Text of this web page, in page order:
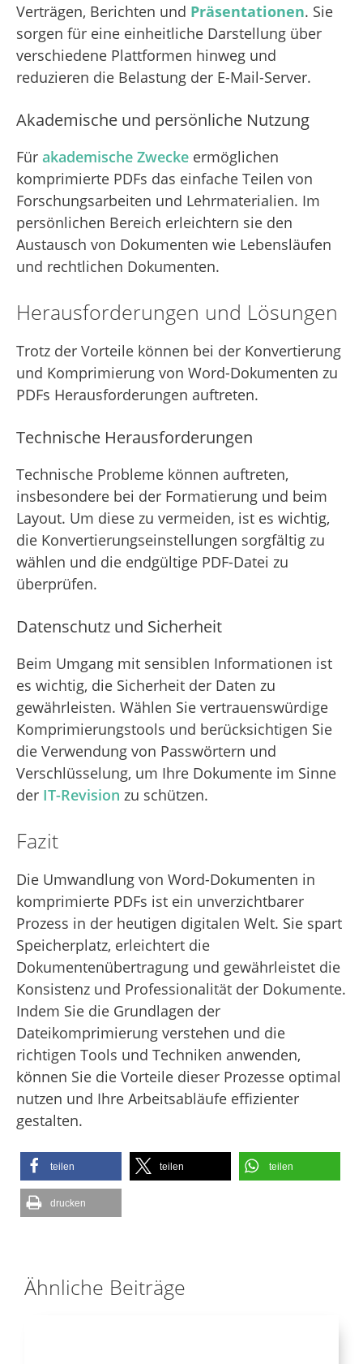
Verträgen, Berichten und Präsentationen. Sie
sorgen für eine einheitliche Darstellung über
verschiedene Plattformen hinweg und
reduzieren die Belastung der E-Mail-Server.
Akademische und persönliche Nutzung
Für akademische Zwecke ermöglichen
komprimierte PDFs das einfache Teilen von
Forschungsarbeiten und Lehrmaterialien. Im
persönlichen Bereich erleichtern sie den
Austausch von Dokumenten wie Lebensläufen
und rechtlichen Dokumenten.
Herausforderungen und Lösungen
Trotz der Vorteile können bei der Konvertierung
und Komprimierung von Word-Dokumenten zu
PDFs Herausforderungen auftreten.
Technische Herausforderungen
Technische Probleme können auftreten,
insbesondere bei der Formatierung und beim
Layout. Um diese zu vermeiden, ist es wichtig,
die Konvertierungseinstellungen sorgfältig zu
wählen und die endgültige PDF-Datei zu
überprüfen.
Datenschutz und Sicherheit
Beim Umgang mit sensiblen Informationen ist
es wichtig, die Sicherheit der Daten zu
gewährleisten. Wählen Sie vertrauenswürdige
Komprimierungstools und berücksichtigen Sie
die Verwendung von Passwörtern und
Verschlüsselung, um Ihre Dokumente im Sinne
der IT-Revision zu schützen.
Fazit
Die Umwandlung von Word-Dokumenten in
komprimierte PDFs ist ein unverzichtbarer
Prozess in der heutigen digitalen Welt. Sie spart
Speicherplatz, erleichtert die
Dokumentenübertragung und gewährleistet die
Konsistenz und Professionalität der Dokumente.
Indem Sie die Grundlagen der
Dateikomprimierung verstehen und die
richtigen Tools und Techniken anwenden,
können Sie die Vorteile dieser Prozesse optimal
nutzen und Ihre Arbeitsabläufe effizienter
gestalten.
teilen teilen teilen
drucken
Ähnliche Beiträge